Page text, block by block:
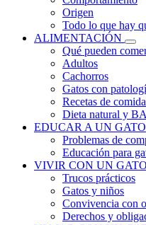
Origen
Todo lo que hay
ALIMENTACIÓN
Qué pueden
Adultos
Cachorros
Gatos con
Recetas de
Dieta natural y
EDUCAR A UN GATO
Problemas de
Educación para
VIVIR CON UN GATO
Trucos prácticos
Gatos y niños
Convivencia con
Derechos y